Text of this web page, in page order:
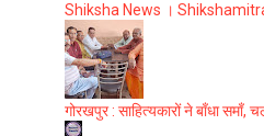
Shiksha News ।
गोरखपुर : साहित्यकारों ने बाँधा समाँ,